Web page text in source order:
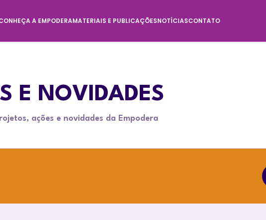
A EMPODERAMATERIAIS E PUBLICAÇÕESNOTÍCIASCONTATO
E NOVIDADES
ações e novidades da Empodera